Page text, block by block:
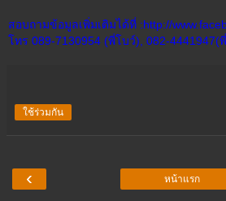
สอบถามข้อมูลเพิ่มเติมได้ที่ :http://
โทร 089-7130954 (พี่โบว์), 082-4441947(
ใช้ร่วมกัน
‹ หน้าแรก